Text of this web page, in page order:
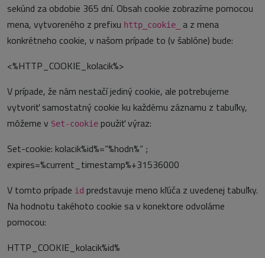
sekúnd za obdobie 365 dní. Obsah cookie zobrazíme pomocou
mena, vytvoreného z prefixu http_cookie_
a z mena
konkrétneho cookie, v našom prípade to (v šablóne) bude:
<%HTTP_COOKIE_kolacik%>
V prípade, že nám nestačí jediný cookie, ale potrebujeme
vytvoriť samostatný cookie ku každému záznamu z tabuľky,
môžeme v Set-cookie použiť výraz:
Set-cookie: kolacik%id%=“%hodn%“ ;
expires=%current_timestamp%+31536000
V tomto prípade id predstavuje meno kľúča z uvedenej tabuľky.
Na hodnotu takéhoto cookie sa v konektore odvoláme
pomocou:
HTTP_COOKIE_kolacik%id%